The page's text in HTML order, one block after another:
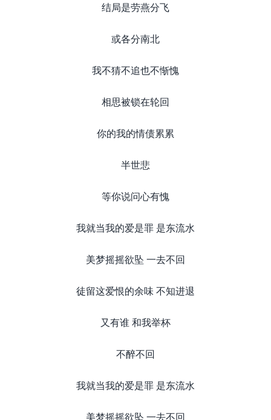
结局是劳燕分飞
或各分南北
我不猜不追也不惭愧
相思被锁在轮回
你的我的情债累累
半世悲
等你说问心有愧
我就当我的爱是罪 是东流水
美梦摇摇欲坠 一去不回
徒留这爱恨的余味 不知进退
又有谁 和我举杯
不醉不回
我就当我的爱是罪 是东流水
美梦摇摇欲坠 一去不回